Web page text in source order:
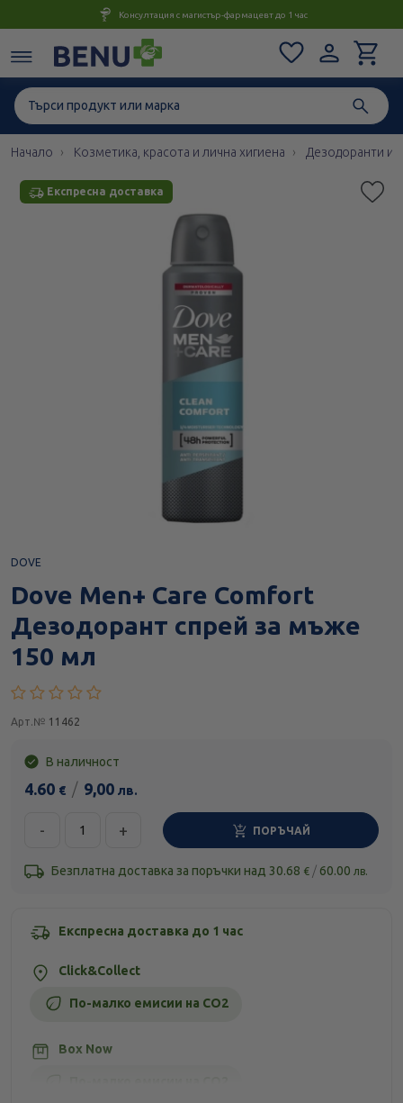
Консултация с магистър-фармацевт до 1 час
Начало Козметика, красота и лична хигиена Дезодоранти и
Експресна доставка
DOVE
Dove Men+ Care Comfort
Дезодорант спрей за мъже
150 мл
Арт.№ 11462
В наличност
4.60 € / 9,00 лв.
- + ПОРЪЧАЙ
Безплатна доставка за поръчки над 30.68 € / 60.00 лв.
Експресна доставка до 1 час
Click&Collect
По-малко емисии на CO2
Box Now